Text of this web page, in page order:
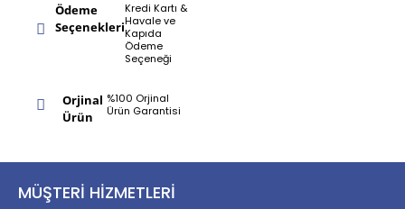
Ödeme
Seçenekleri
Kredi Kartı &
Havale ve
Kapıda
Ödeme
Seçeneği
Orjinal
Ürün
%100 Orjinal
Ürün Garantisi
MÜŞTERI HIZMETLERI